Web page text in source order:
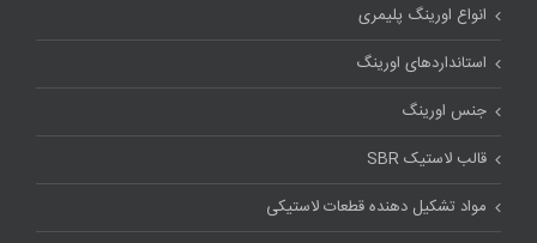
انواع اورینگ پلیمری
استاندارد‌های اورینگ
جنس اورینگ
قالب لاستیک SBR
مواد تشکیل دهنده قطعات لاستیکی